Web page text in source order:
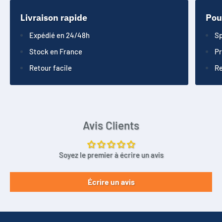
Livraison rapide
Expédié en 24/48h
Stock en France
Retour facile
Avis Clients
Soyez le premier à écrire un avis
Écrire un avis